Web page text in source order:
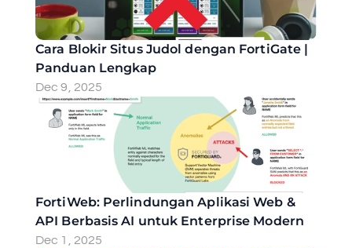
Cara Blokir Situs Judol dengan FortiGate |
Panduan Lengkap
Dec 9, 2025
FortiWeb: Perlindungan Aplikasi Web &
API Berbasis AI untuk Enterprise Modern
Dec 1, 2025